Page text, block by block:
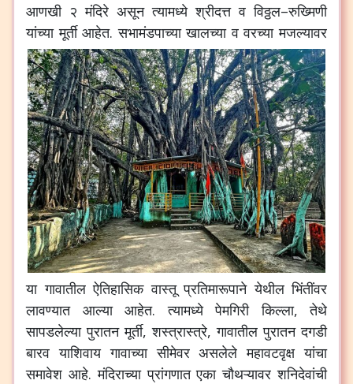
आणखी २ मंदिरे असून त्यामध्ये श्रीदत्त व विठ्ठल–रुख्मिणी
यांच्या मूर्ती आहेत.सभामंडपाच्या खालच्या व वरच्या मजल्यावर
या गावातील ऐतिहासिक वास्तू प्रतिमारूपाने येथील भिंतींवर
लावण्यात
आल्या आहेत.त्यामध्ये पेमगिरी किल्ला,तेथे
सापडलेल्या पुरातन मूर्ती,शस्त्रास्त्रे,गावातील पुरातन दगडी
बारव याशिवाय गावाच्या सीमेवर असलेले महावटवृक्ष यांचा
समावेश आहे.मंदिराच्या प्रांगणात एका चौथऱ्यावर शनिदेवांची